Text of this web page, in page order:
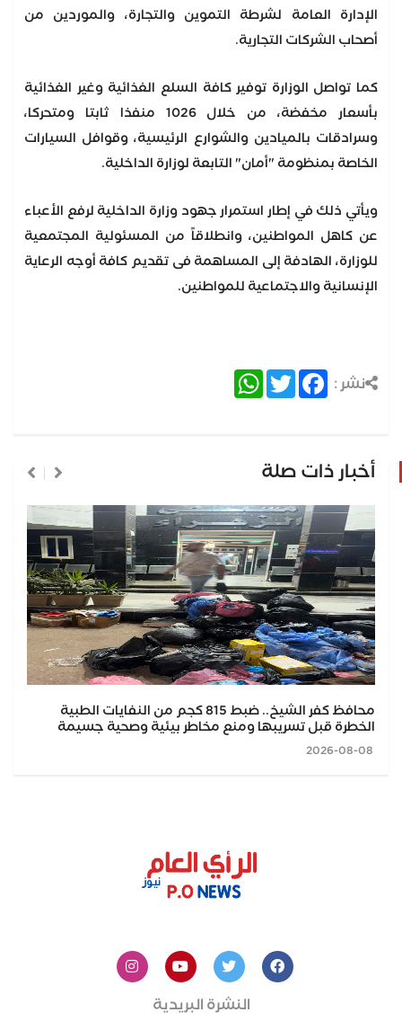
الإدارة العامة لشرطة التموين والتجارة، والموردين من
أصحاب الشركات التجارية.
كما تواصل الوزارة توفير كافة السلع الغذائية وغير الغذائية
بأسعار مخفضة، من خلال 1026 منفذا ثابتا ومتحركا،
وسرادقات بالميادين والشوارع الرئيسية، وقوافل السيارات
الخاصة بمنظومة "أمان" التابعة لوزارة الداخلية.
ويأتي ذلك في إطار استمرار جهود وزارة الداخلية لرفع الأعباء
عن كاهل المواطنين، وانطلاقاً من المسئولية المجتمعية
للوزارة، الهادفة إلى المساهمة فى تقديم كافة أوجه الرعاية
الإنسانية والاجتماعية للمواطنين.
نشر : Facebook
Twitter
WhatsApp
أخبار ذات صلة
محافظ كفر الشيخ.. ضبط 815 كجم من النفايات الطبية
الخطرة قبل تسريبها ومنع مخاطر بيئية وصحية جسيمة
النشرة البريدية